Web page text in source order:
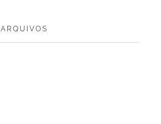
ARQUIVOS